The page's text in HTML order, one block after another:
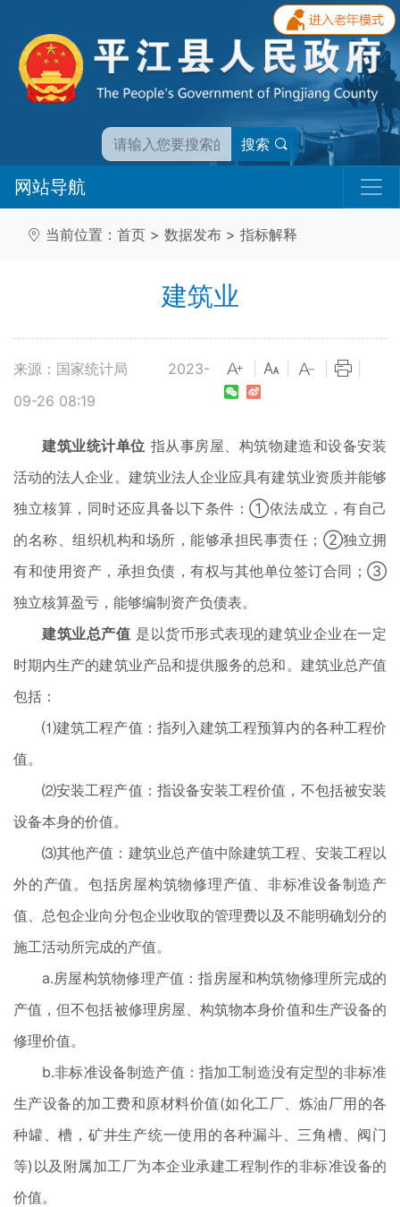
搜索
网站导航
当前位置： 首页 > 数据发布 > 指标解释
建筑业
来源：国家统计局
2023-
09-26 08:19
建筑业统计单位 指从事房屋、构筑物建造和设备安装
活动的法人企业。建筑业法人企业应具有建筑业资质并能够
独立核算，同时还应具备以下条件：①依法成立，有自己
的名称、组织机构和场所，能够承担民事责任；②独立拥
有和使用资产，承担负债，有权与其他单位签订合同；③
独立核算盈亏，能够编制资产负债表。
建筑业总产值 是以货币形式表现的建筑业企业在一定
时期内生产的建筑业产品和提供服务的总和。建筑业总产值
包括：
⑴建筑工程产值：指列入建筑工程预算内的各种工程价
值。
⑵安装工程产值：指设备安装工程价值，不包括被安装
设备本身的价值。
⑶其他产值：建筑业总产值中除建筑工程、安装工程以
外的产值。包括房屋构筑物修理产值、非标准设备制造产
值、总包企业向分包企业收取的管理费以及不能明确划分的
施工活动所完成的产值。
a.房屋构筑物修理产值：指房屋和构筑物修理所完成的
产值，但不包括被修理房屋、构筑物本身价值和生产设备的
修理价值。
b.非标准设备制造产值：指加工制造没有定型的非标准
生产设备的加工费和原材料价值(如化工厂、炼油厂用的各
种罐、槽，矿井生产统一使用的各种漏斗、三角槽、阀门
等)以及附属加工厂为本企业承建工程制作的非标准设备的
价值。